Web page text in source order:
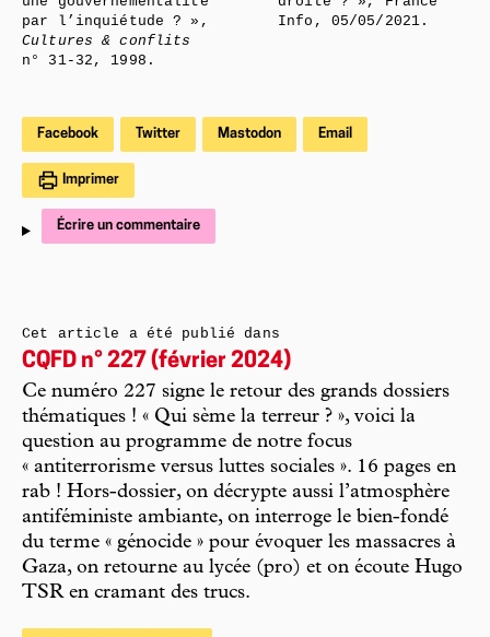
par l’inquiétude ? »,
Cultures & conflits
n° 31-32, 1998.
Info, 05/05/2021.
Facebook Twitter Mastodon Email
Imprimer
Écrire un commentaire
Cet article a été publié dans
CQFD n° 227 (février 2024)
Ce numéro 227 signe le retour des grands dossiers
thématiques ! « Qui sème la terreur ? », voici la
question au programme de notre focus
« antiterrorisme versus luttes sociales ». 16 pages en
rab ! Hors-dossier, on décrypte aussi l’atmosphère
antiféministe ambiante, on interroge le bien-fondé
du terme « génocide » pour évoquer les massacres à
Gaza, on retourne au lycée (pro) et on écoute Hugo
TSR en cramant des trucs.